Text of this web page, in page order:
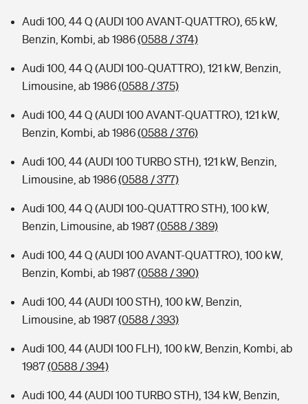
Audi 100, 44 Q (AUDI 100 AVANT-QUATTRO), 65 kW,
Benzin, Kombi, ab 1986(0588 / 374)
Audi 100, 44 Q (AUDI 100-QUATTRO), 121 kW, Benzin,
Limousine, ab 1986(0588 / 375)
Audi 100, 44 Q (AUDI 100 AVANT-QUATTRO), 121 kW,
Benzin, Kombi, ab 1986(0588 / 376)
Audi 100, 44 (AUDI 100 TURBO STH), 121 kW, Benzin,
Limousine, ab 1986(0588 / 377)
Audi 100, 44 Q (AUDI 100-QUATTRO STH), 100 kW,
Benzin, Limousine, ab 1987(0588 / 389)
Audi 100, 44 Q (AUDI 100 AVANT-QUATTRO), 100 kW,
Benzin, Kombi, ab 1987(0588 / 390)
Audi 100, 44 (AUDI 100 STH), 100 kW, Benzin,
Limousine, ab 1987(0588 / 393)
Audi 100, 44 (AUDI 100 FLH), 100 kW, Benzin, Kombi, ab
1987(0588 / 394)
Audi 100, 44 (AUDI 100 TURBO STH), 134 kW, Benzin,